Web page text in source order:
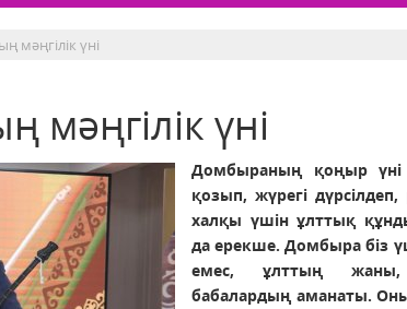
мәңгілік үні
мәңгілік үні
Домбыраның қоңыр үні
қозып, жүрегі
халқы үшін ұлттық
да ерекше. Домбыра біз
емес, ұлттың жаны,
бабалардың аманаты.